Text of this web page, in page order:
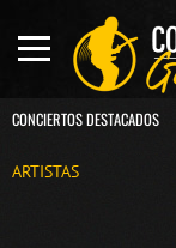
CONCIERTOS DESTACADOS
ARTISTAS